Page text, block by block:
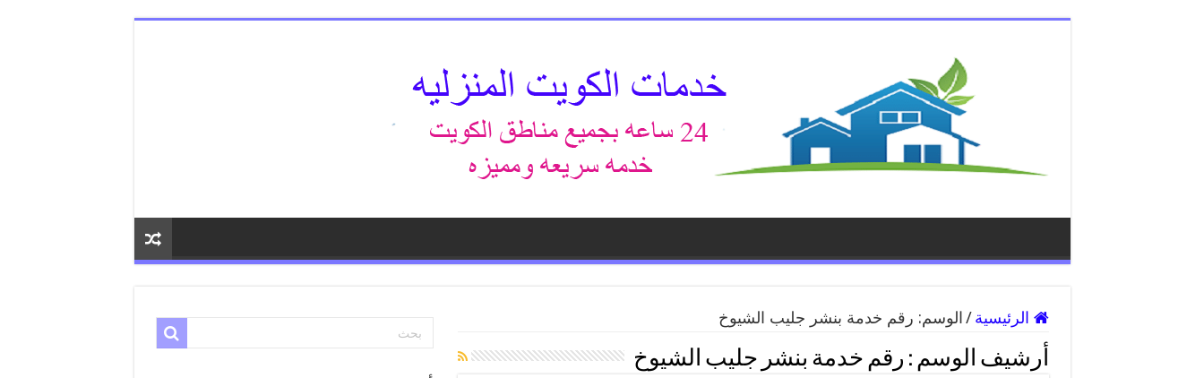
الرئيسية / الوسم: رقم خدمة بنشر جليب الشيوخ
أرشيف الوسم : رقم خدمة بنشر جليب الشيوخ